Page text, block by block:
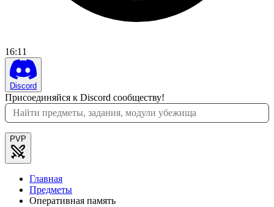
16:11
Discord
Присоединяйся к Discord сообществу!
PVP
Главная
Предметы
Оперативная память